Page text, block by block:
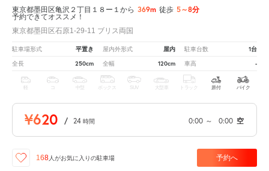
東京都墨田区亀沢２丁目１８ー１から 369m 徒歩 5～8分
予約できてオススメ！
東京都墨田区石原1-29-11 ブリス両国
駐車場形式 平置き 屋内外形式 屋内 駐車台数 1台
全長 250cm 全幅 120cm 車高 -
軽 中型 ボックス SUV 大型車 トラック 原付 バイク
¥620 / 24 時間 0:00 ～ 0:00 空
168 人がお気に入りの駐車場 予約へ